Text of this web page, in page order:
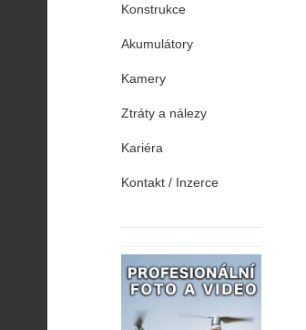
Konstrukce
Akumulátory
Kamery
Ztráty a nálezy
Kariéra
Kontakt / Inzerce